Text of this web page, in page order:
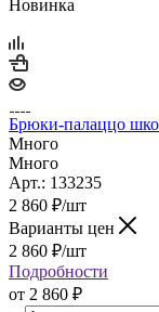
Новинка
Брюки-палаццо
Много
Много
Арт.: 133235
2 860 ₽/шт
Варианты цен
2 860 ₽/шт
Подробности
от 2 860 ₽